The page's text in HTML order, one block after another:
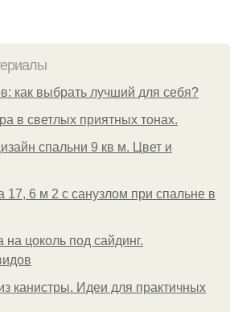
как выбрать лучший для себя?
в светлых приятных тонах.
спальни 9 кв м. Цвет и
17, 6 м 2 с санузлом при спальне в
на цоколь под сайдинг.
канистры. Идеи для практичных